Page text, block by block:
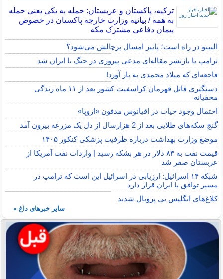
ترکیه، پاکستان و عربستان: حمله به یکی یعنی حمله
به همه / بیانیه وزارت خارجه پاکستان در خصوص
پیمان دفاعی مشترک مکه
النینو در راه است؛ پاییز امسال پرچالش می‌شود؟
ترامپ با بازنشر مقاله‌ای مدعی پیروزی در جنگ با ایران شد
فاجعه‌ای که میلاد محمدی به بار آورد!
دستگیری قاتل قهرمان کراسفیت کشور بعد از ۱۱ ماه زندگی
مخفیانه
احتمال وجود حیات در اقیانوس مدفون «اروپا»
گنج سکه‌های طلایی بعد از 2 هزارسال از دل یک مزرعه بیرون آمد
موضع وزارت بهداشت درباره ظرفیت پزشکی کنکور ۱۴۰۵
قیمت نفت به ۸۳ دلار در هر بشکه رسید | واردات نفت آمریکا از
عربستان صفر شد
شبکه ۱۴ اسرائیل: ارزیابی در اسرائیل این است که ترامپ در
مسیر توافق با ایران قرار دارد
کلاغ‌های انگلیس بی پروبال شدند
سایر خبرهای داغ »